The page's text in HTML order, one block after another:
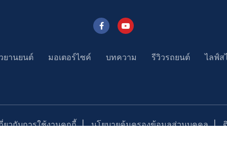
ยานยนต์ มอเตอร์ไซค์ บทความ รีวิวรถยนต์ ไลฟ์ส
ยวกับการใช้งานคุกกี้ นโยบายคุ้มครองข้อมูลส่วนบุคคล